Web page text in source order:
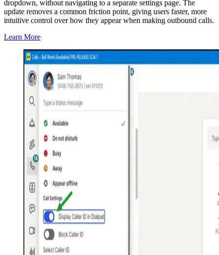
dropdown, without navigating to a separate settings page. The
update removes a common friction point, giving users faster, more
intuitive control over how they appear when making outbound calls.
Learn More